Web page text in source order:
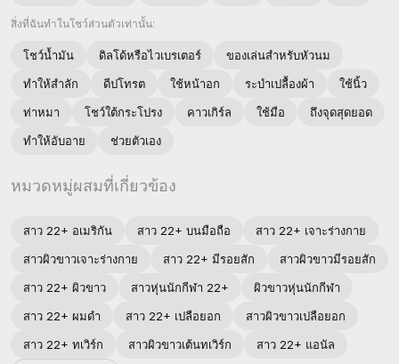
สิ่งที่ฉันทำในโชว์ส่วนตัวเท่านั้น:
โชว์น้ำมัน ดิลโด้หรือไวเบรเตอร์
ของเล่นสำหรับหัวนม
ทำให้สำลัก
ดีปโทรต ใช้หน้าอก ระบำเปลื้องผ้า
ใช้นิ้ว
ท่าหมา
โชว์ใต้กระโปรง คาวเกิร์ล ใช้มือ
ถึงจุดสุดยอด
ทำให้อับอาย
ช่วยตัวเอง
หมวดหมู่ผสมที่เกี่ยวข้อง
สาว 22+ อเมริกัน สาว 22+ บนมือถือ
สาว 22+ เจาะร่างกาย
สาวผิวขาวเจาะร่างกาย
สาว 22+ มีรอยสัก
สาวผิวขาวมีรอยสัก
สาว 22+ ผิวขาว
สาวหุ่นนักกีฬา 22+
ผิวขาวหุ่นนักกีฬา
สาว 22+ ผมดำ
สาว 22+ เปลือยอก
สาวผิวขาวเปลือยอก
สาว 22+ ทเวิร์ก
สาวผิวขาวเต้นทเวิร์ก
สาว 22+ แอนัล